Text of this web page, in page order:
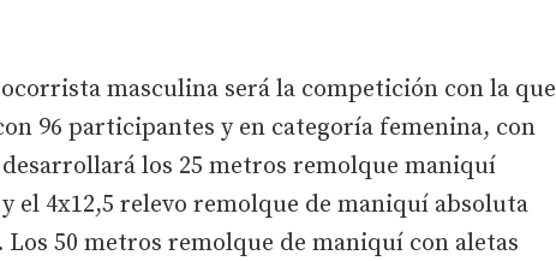
masculina será la competición con la que
96 participantes y en categoría femenina, con
los 25 metros remolque maniquí
el 4x12,5 relevo remolque de maniquí absoluta
50 metros remolque de maniquí con aletas